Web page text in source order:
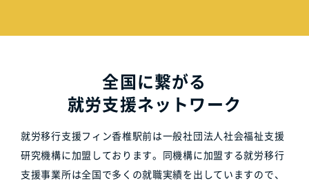
全国に繋がる
就労支援ネットワーク
就労移行支援フィン香椎駅前は一般社団法人社会福祉支援
研究機構に加盟しております。同機構に加盟する就労移行
支援事業所は全国で多くの就職実績を出していますので、